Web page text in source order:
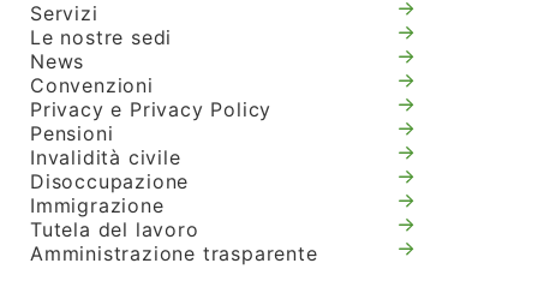
Servizi
Le nostre sedi
News
Convenzioni
Privacy e Privacy Policy
Pensioni
Invalidità civile
Disoccupazione
Immigrazione
Tutela del lavoro
Amministrazione trasparente